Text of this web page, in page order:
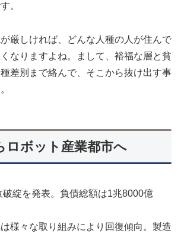
。
厳しければ、どんな人種の人が住んで
なりますよね。まして、裕福な層と貧
差別まで絡んで、そこから抜け出す事
ロボット産業都市へ
綻を発表。負債総額は1兆8000億
様々な取り組みにより回復傾向。製造